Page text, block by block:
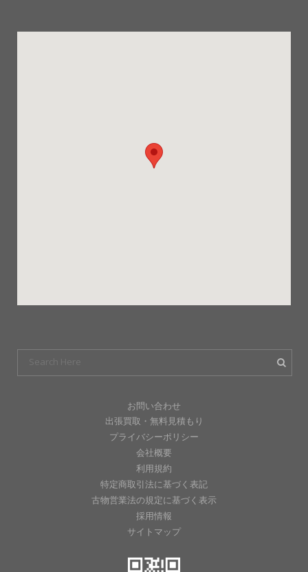
お問い合わせ
出張買取・無料見積もり
プライバシーポリシー
会社概要
利用規約
特定商取引法に基づく表記
古物営業法の規定に基づく表示
採用情報
サイトマップ